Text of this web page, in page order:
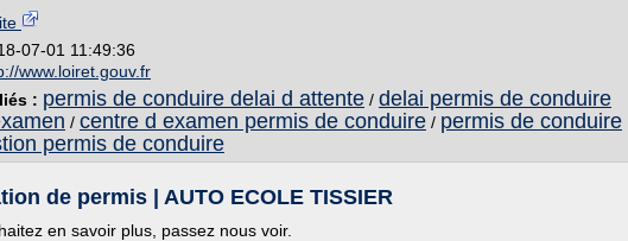
07-01 11:49:36
www.loiret.gouv.fr
: permis de conduire delai d attente / delai permis de conduire
/ centre d examen permis de conduire / permis de conduire
permis de conduire
de permis | AUTO ECOLE TISSIER
en savoir plus, passez nous voir.